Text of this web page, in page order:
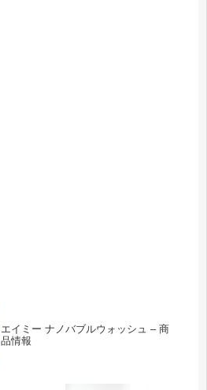
エイミー ナノバブルウォッシュ – 商
品情報